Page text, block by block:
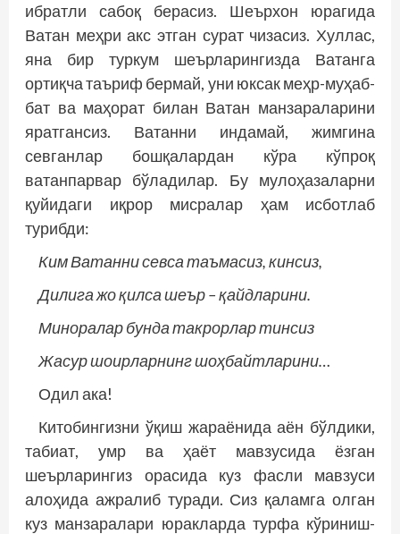
ибратли сабоқ берасиз. Шеърхон юрагида
Ватан меҳри акс этган сурат чизасиз. Хуллас,
яна бир туркум шеърларингизда Ватанга
ортиқча таъриф бермай, уни юксак меҳр-муҳаб­
бат ва маҳорат билан Ватан манзараларини
яратгансиз. Ватанни индамай, жимгина
севганлар бошқалардан кўра кўпроқ
ватанпарвар бўладилар. Бу мулоҳазаларни
қуйидаги иқрор мис­ралар ҳам исботлаб
турибди:
Ким Ватанни севса таъмасиз, кинсиз,
Дилига жо қилса шеър – қайдларини.
Миноралар бунда такрорлар тинсиз
Жасур шоирларнинг шоҳбайтларини…
Одил ака!
Китобингизни ўқиш жараёнида аён бўлдики,
табиат, умр ва ҳаёт мавзусида ёзган
шеърларингиз орасида куз фасли мавзуси
алоҳида ажралиб туради. Сиз қаламга олган
куз манзаралари юракларда турфа кўриниш­